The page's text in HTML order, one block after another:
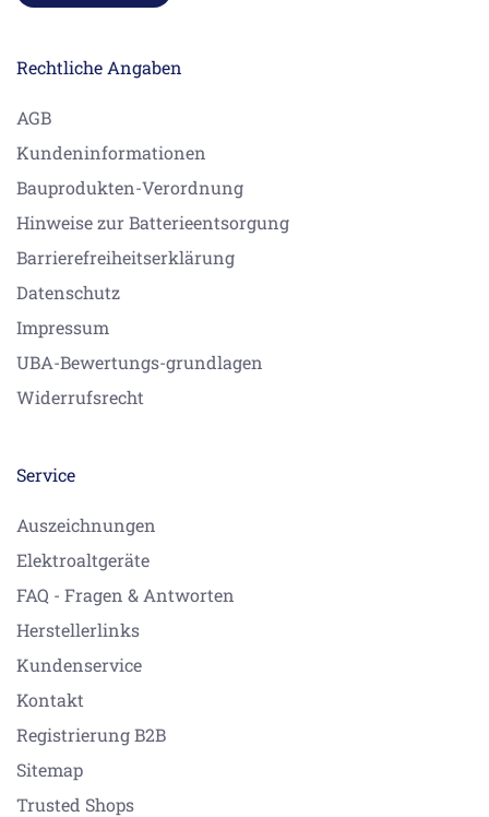
Rechtliche Angaben
AGB
Kundeninformationen
Bauprodukten-Verordnung
Hinweise zur Batterieentsorgung
Barrierefreiheitserklärung
Datenschutz
Impressum
UBA-Bewertungs-grundlagen
Widerrufsrecht
Service
Auszeichnungen
Elektroaltgeräte
FAQ - Fragen & Antworten
Herstellerlinks
Kundenservice
Kontakt
Registrierung B2B
Sitemap
Trusted Shops